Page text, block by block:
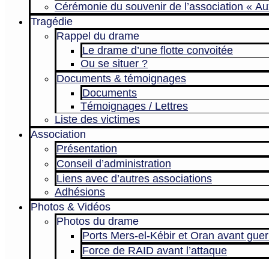
Cérémonie du souvenir de l’association «
Tragédie
Rappel du drame
Le drame d’une flotte convoitée
Ou se situer ?
Documents & témoignages
Documents
Témoignages / Lettres
Liste des victimes
Association
Présentation
Conseil d’administration
Liens avec d’autres associations
Adhésions
Photos & Vidéos
Photos du drame
Ports Mers-el-Kébir et Oran avant
Force de RAID avant l’attaque